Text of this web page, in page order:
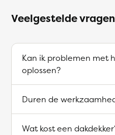
Veelgestelde
Kan ik problemen met
oplossen?
Duren de
Wat kost een